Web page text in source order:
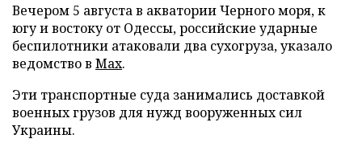
Вечером 5 августа в акватории Черного моря, к
югу и востоку от Одессы, российские ударные
беспилотники атаковали два сухогруза, указало
ведомство в Max.
Эти транспортные суда занимались доставкой
военных грузов для нужд вооруженных сил
Украины.